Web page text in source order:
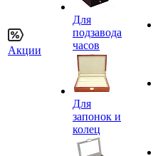
Акции
Для
подзавода
часов
Для
запонок и
колец